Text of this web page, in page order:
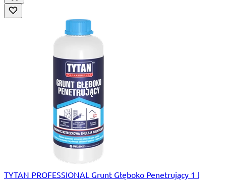
TYTAN PROFESSIONAL Grunt Głęboko Penetrujący 1 l